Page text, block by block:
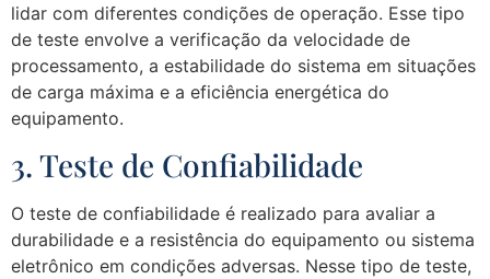
lidar com diferentes condições de operação. Esse tipo
de teste envolve a verificação da velocidade de
processamento, a estabilidade do sistema em situações
de carga máxima e a eficiência energética do
equipamento.
3. Teste de Confiabilidade
O teste de confiabilidade é realizado para avaliar a
durabilidade e a resistência do equipamento ou sistema
eletrônico em condições adversas. Nesse tipo de teste,